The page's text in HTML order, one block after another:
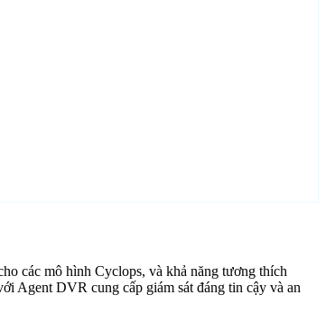
các mô hình Cyclops, và khả năng tương thích
Agent DVR cung cấp giám sát đáng tin cậy và an